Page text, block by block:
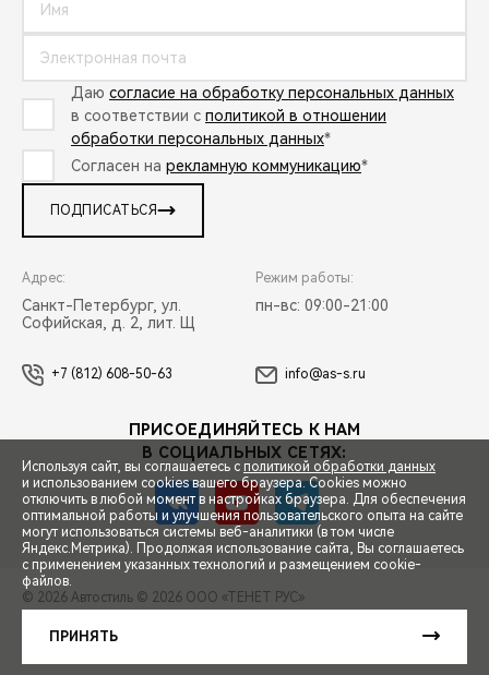
СПЕЦПРЕДЛОЖЕНИЯ
ЗАПИСЬ НА ТЕСТ-ДРАЙВ
Даю согласие на обработку персональных данных
в соответствии с политикой в отношении
обработки персональных данных*
Согласен на рекламную коммуникацию*
ПОДПИСАТЬСЯ
Адрес:
Санкт-Петербург, ул.
Софийская, д. 2, лит. Щ
Режим работы:
пн-вс: 09:00-21:00
+7 (812) 608-50-63 info@as-s.ru
ПРИСОЕДИНЯЙТЕСЬ К НАМ
В СОЦИАЛЬНЫХ СЕТЯХ:
© 2026 Автостиль © 2026 ООО «ТЕНЕТ РУС»
Сделано в ПЕРКС
Используя сайт, вы соглашаетесь с политикой обработки данных
и использованием cookies вашего браузера. Cookies можно
отключить в любой момент в настройках браузера. Для обеспечения
оптимальной работы и улучшения пользовательского опыта на сайте
могут использоваться системы веб-аналитики (в том числе
Яндекс.Метрика). Продолжая использование сайта, Вы соглашаетесь
с применением указанных технологий и размещением cookie-
файлов.
ПРИНЯТЬ